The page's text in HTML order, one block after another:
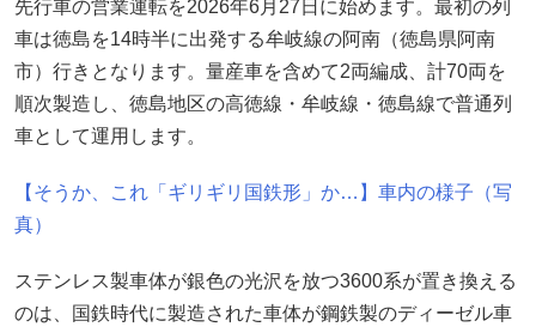
先行車の営業運転を2026年6月27日に始めます。最初の列
車は徳島を14時半に出発する牟岐線の阿南（徳島県阿南
市）行きとなります。量産車を含めて2両編成、計70両を
順次製造し、徳島地区の高徳線・牟岐線・徳島線で普通列
車として運用します。
【そうか、これ「ギリギリ国鉄形」か…】車内の様子（写
真）
ステンレス製車体が銀色の光沢を放つ3600系が置き換える
のは、国鉄時代に製造された車体が鋼鉄製のディーゼル車